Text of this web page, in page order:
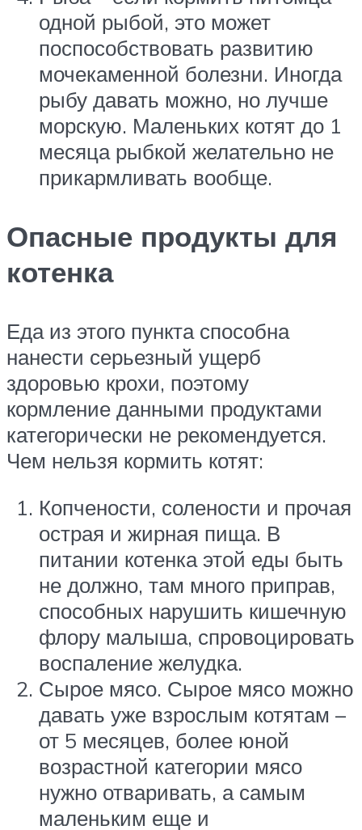
одной рыбой, это может
поспособствовать развитию
мочекаменной болезни. Иногда
рыбу давать можно, но лучше
морскую. Маленьких котят до 1
месяца рыбкой желательно не
прикармливать вообще.
Опасные продукты для
котенка
Еда из этого пункта способна
нанести серьезный ущерб
здоровью крохи, поэтому
кормление данными продуктами
категорически не рекомендуется.
Чем нельзя кормить котят:
Копчености, солености и прочая
острая и жирная пища. В
питании котенка этой еды быть
не должно, там много приправ,
способных нарушить кишечную
флору малыша, спровоцировать
воспаление желудка.
Сырое мясо. Сырое мясо можно
давать уже взрослым котятам –
от 5 месяцев, более юной
возрастной категории мясо
нужно отваривать, а самым
маленьким еще и